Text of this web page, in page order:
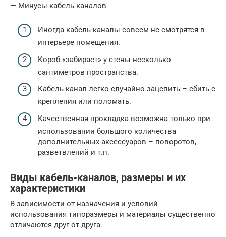
— Минусы кабель каналов
Иногда кабель-каналы совсем не смотрятся в
интерьере помещения.
Короб «забирает» у стены несколько
сантиметров пространства.
Кабель-канал легко случайно зацепить – сбить с
крепления или поломать.
Качественная прокладка возможна только при
использовании большого количества
дополнительных аксессуаров – поворотов,
разветвлений и т.п.
Виды кабель-каналов, размеры и их
характеристики
В зависимости от назначения и условий
использования типоразмеры и материалы существенно
отличаются друг от друга.